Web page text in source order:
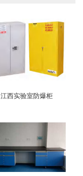
江西实验室防爆柜